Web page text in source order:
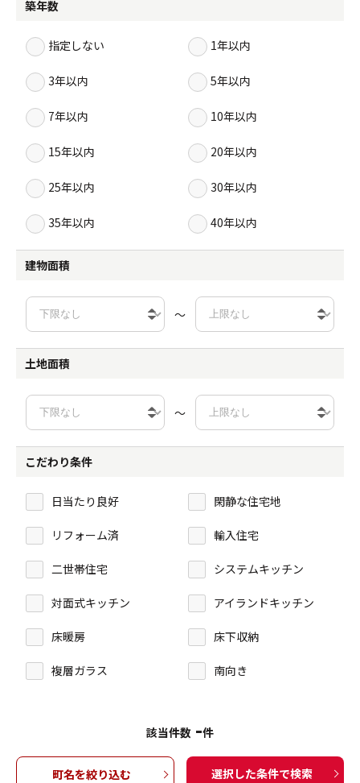
築年数
指定しない 1年以内
3年以内 5年以内
7年以内 10年以内
15年以内 20年以内
25年以内 30年以内
35年以内 40年以内
建物面積
～
土地面積
～
こだわり条件
日当たり良好 閑静な住宅地
リフォーム済 輸入住宅
二世帯住宅 システムキッチン
対面式キッチン アイランドキッチン
床暖房 床下収納
複層ガラス 南向き
該当件数 -件
町名を絞り込む 選択した条件で検索